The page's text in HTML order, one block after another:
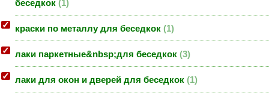
беседкок
1
краски по металлу для беседкок 1
лаки паркетные&nbsp;для беседкок 3
лаки для окон и дверей для беседкок 1